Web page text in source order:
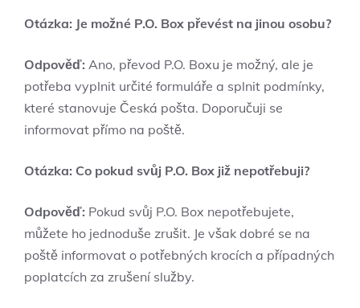
Otázka: Je možné P.O. Box převést na jinou osobu?
Odpověď: Ano, převod P.O. Boxu je možný, ale je
potřeba vyplnit určité formuláře a splnit podmínky,
které stanovuje Česká pošta. Doporučuji se
informovat přímo na poště.
Otázka: Co pokud svůj P.O. Box již nepotřebuji?
Odpověď: Pokud svůj P.O. Box nepotřebujete,
můžete ho jednoduše zrušit. Je však dobré se na
poště informovat o potřebných krocích a případných
poplatcích za zrušení služby.